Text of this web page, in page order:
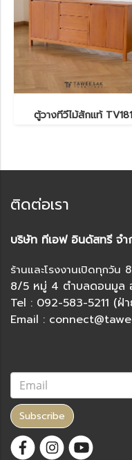
ตู้วางทีวีไม้สักแท้ TV181
ติดต่อเรา
บริษัท ทีเอฟ อินดัสทรี จ
ร้านและโรงงานเปิดทุกวัน
8/5 หมู่ 4 ตำบลดอนมูล
Tel : 092-583-5211 (ฝ่
Email :
Subscribe